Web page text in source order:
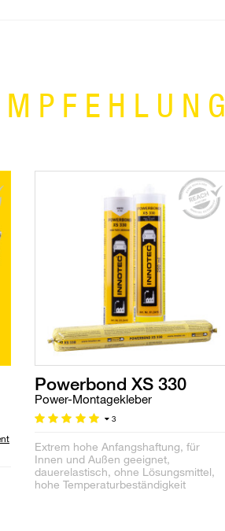
Powerbond XS 330
Power-Montagekleber
3
Extrem hohe Anfangshaftung, für
Innen und Außen geeignet,
dauerelastisch, ohne Lösungsmittel,
hohe Temperaturbeständigkeit